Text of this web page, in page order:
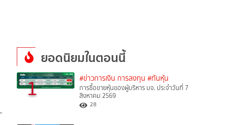
ยอดนิยมในตอนนี้
1 #ข่าวการเงิน การลงทุน #ทันหุ้น
การซื้อขายหุ้นของผู้บริหาร บจ. ประจำวันที่ 7
สิงหาคม 2569
28